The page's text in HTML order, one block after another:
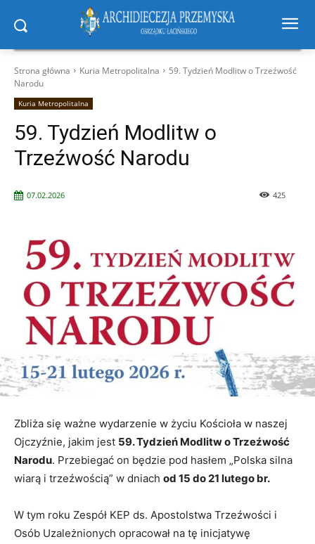
Strona główna Kuria Metropolitalna
59. Tydzień Modlitw o Trzeźwość
Narodu
Kuria Metropolitalna
59. Tydzień Modlitw o
Trzeźwość Narodu
07.02.2026 425
Zbliża się ważne wydarzenie w życiu Kościoła w naszej
Ojczyźnie, jakim jest 59. Tydzień Modlitw o Trzeźwość
Narodu. Przebiegać on będzie pod hasłem „Polska silna
wiarą i trzeźwością” w dniach od 15 do 21 lutego br.
W tym roku Zespół KEP ds. Apostolstwa Trzeźwości i
Osób Uzależnionych opracował na tę inicjatywę